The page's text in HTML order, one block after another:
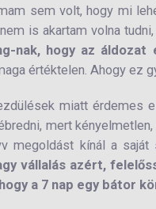
sem volt, hogy mi
is akartam volna
nak, hogy az áldozat
értéktelen. Ahogy ez
miatt érdemes
mert
megoldást kínál a
vállalás azért,
a 7 nap egy bátor